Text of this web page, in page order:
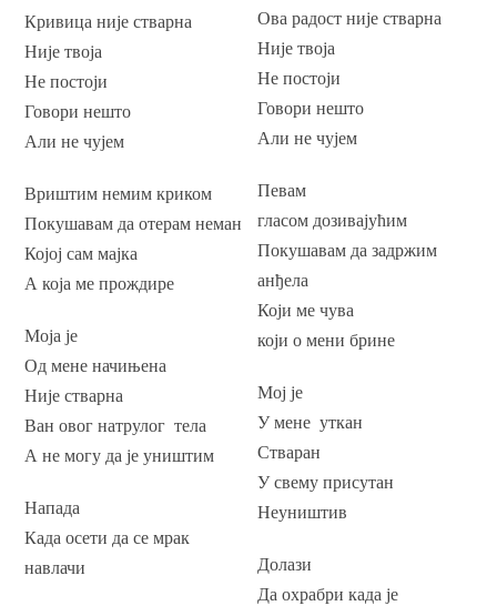
Кривица није стварна
Није твоја
Не постоји
Говори нешто
Али не чујем
Вриштим немим криком
Покушавам да отерам неман
Којој сам мајка
А која ме прождире
Моја је
Од мене начињена
Није стварна
Ван овог натрулог тела
А не могу да је уништим
Напада
Када осети да се мрак
навлачи
Ова радост није стварна
Није твоја
Не постоји
Говори нешто
Али не чујем
Певам
гласом дозивајућим
Покушавам да задржим
анђела
Који ме чува
који о мени брине
Мој је
У мене уткан
Стваран
У свему присутан
Неуништив
Долази
Да охрабри када је